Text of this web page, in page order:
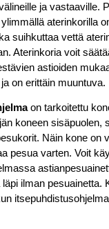
ja vastaaville.
aterinkorilla
suihkuttaa vettä
Aterinkoria voit
astioiden
on erittäin muuntuva.
on tarkoitettu
koneen sisäpuolen,
Näin kone on
pesua varten. Voit
ilman pesuainetta.